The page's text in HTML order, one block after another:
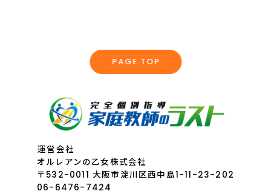
PAGE TOP
運営会社
オルレアンの乙女株式会社
〒532-0011 大阪市淀川区西中島1-11-23-202
06-6476-7424